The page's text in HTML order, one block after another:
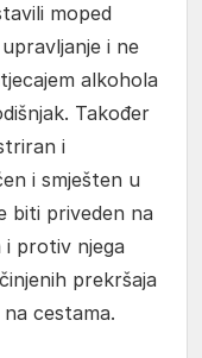
moped
i ne
alkohola
Također
i
i smješten u
biti priveden na
i protiv njega
prekršaja
cestama.